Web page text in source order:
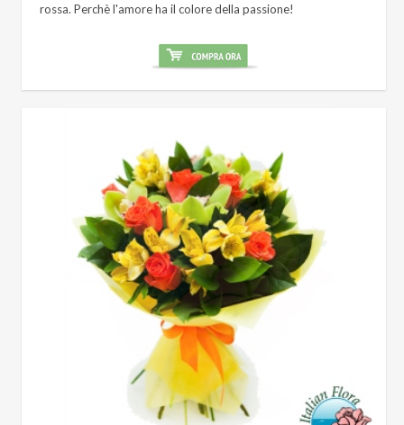
rossa. Perchè l'amore ha il colore della passione!